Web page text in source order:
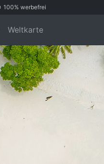
100% werbefrei
Weltkarte